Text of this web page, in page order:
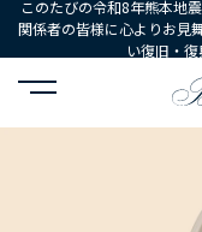
このたびの令和8年熊本地
関係者の皆様に心よりお見
い復旧・
HOME シュ